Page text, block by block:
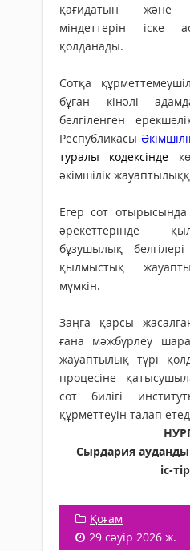
қағидатын және
міндеттерін іске
қолданады.
Сотқа
бұған кінәлі
белгіленген
Республикасы
туралы кодексінде
әкімшілік
Егер сот
әрекеттерінде
бұзушылық
қылмыстық
мүмкін.
Заңға қарсы
ғана мәжбүрлеу
жауаптылық түрі
процесіне
сот билігі
құрметтеуін талап
Сырдария
іс-
Қоғам
29 сәуір 2026 ж.